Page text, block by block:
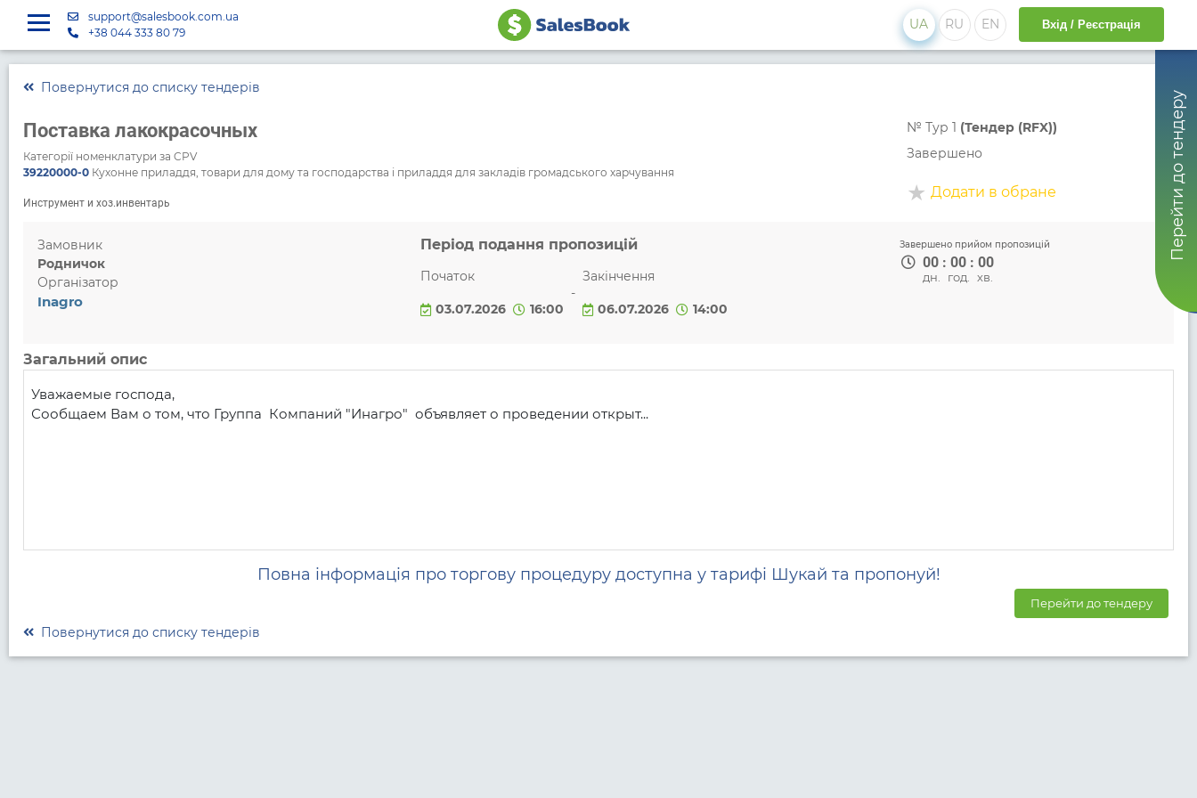
support@salesbook.com.ua
+38 044 333 80 79
UA RU EN Вхід / Реєстрація
Перейти до тендеру
Повернутися до списку тендерів
Поставка лакокрасочных
Категорії номенклатури за CPV
39220000-0 Кухонне приладдя, товари для дому та господарства і приладдя для закладів громадського харчування
Инструмент и хоз.инвентарь
№ Тур 1 (Тендер (RFX))
Завершено
Додати в обране
Замовник
Родничок
Організатор
Inagro
Період подання пропозицій
Початок
03.07.2026 16:00
-
Закінчення
06.07.2026 14:00
Завершено прийом пропозицій
00 : 00 : 00
дн. год. хв.
Загальний опис
Уважаемые господа,
Сообщаем Вам о том, что Группа  Компаний "Инагро"  объявляет о проведении открыт...
Повна інформація про торгову процедуру доступна у тарифі Шукай та пропонуй!
Перейти до тендеру
Повернутися до списку тендерів